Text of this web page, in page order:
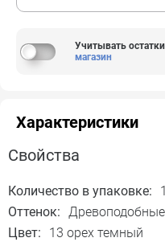
Учитывать
магазин
Характеристики
Свойства
Количество в упаковке:
Оттенок:
Цвет:
13 орех темный